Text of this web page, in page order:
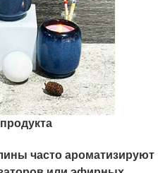
часто ароматизируют